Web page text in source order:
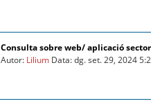
Consulta sobre web/ aplicació
Autor: Lilium Data: dg. set. 29, 2024